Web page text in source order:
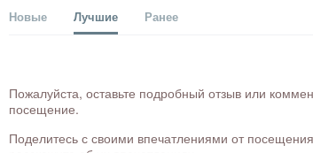
Новые Лучшие Ранее
Пожалуйста, оставьте подробный отзыв или
посещение.
Поделитесь с своими впечатлениями от